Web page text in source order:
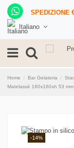
SPEDIZIONE
Italiano
Home Bar Gelateria
Matelassè 160x160xh 53 mm
-14%